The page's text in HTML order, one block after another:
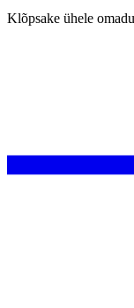
Klõpsake ühele